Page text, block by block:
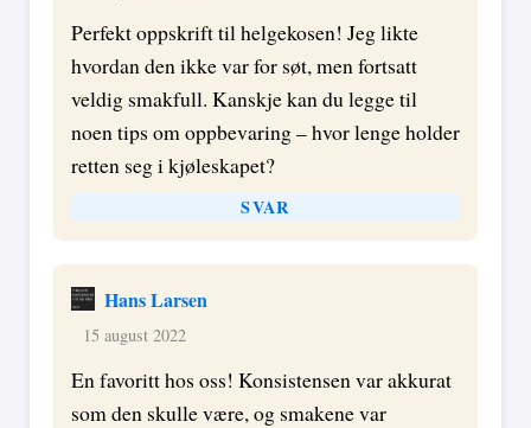
Perfekt oppskrift til helgekosen! Jeg likte
hvordan den ikke var for søt, men fortsatt
veldig smakfull. Kanskje kan du legge til
noen tips om oppbevaring – hvor lenge holder
retten seg i kjøleskapet?
SVAR
Hans Larsen
15 august 2022
En favoritt hos oss! Konsistensen var akkurat
som den skulle være, og smakene var